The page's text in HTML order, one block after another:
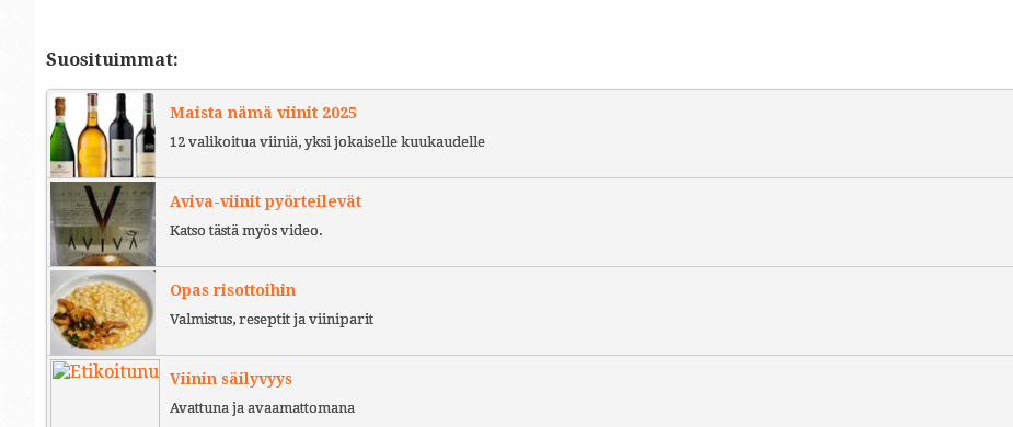
Suosituimmat:
Maista nämä viinit 2025
12 valikoitua viiniä, yksi jokaiselle kuukaudelle
Aviva-viinit pyörteilevät
Katso tästä myös video.
Opas risottoihin
Valmistus, reseptit ja viiniparit
Viinin säilyvyys
Avattuna ja avaamattomana